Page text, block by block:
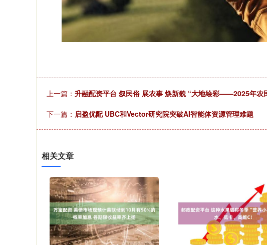
上一篇： 升融配资平台 叙民俗 展农事 焕新貌 “大地绘彩——2025年农
下一篇： 启盈优配 UBC和Vector研究院突破AI智能体资源管理难题
相关文章